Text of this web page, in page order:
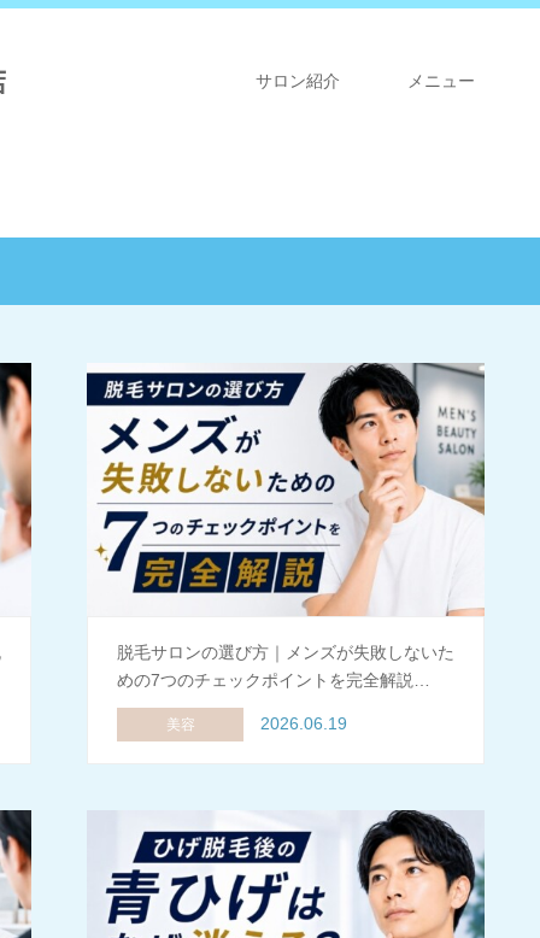
サロン紹介 メニュー
脱毛サロンの選び方｜メンズが失敗しないた
めの7つのチェックポイントを完全解説…
美容 2026.06.19